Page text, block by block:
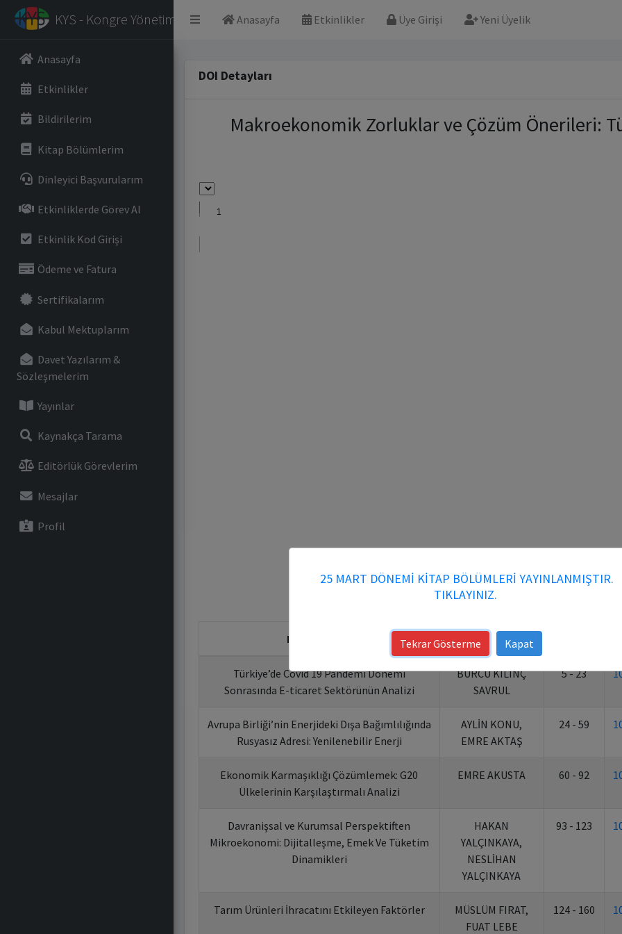
Anasayfa Etkinlikler Üye Girişi Yeni Üyelik
KYS - Kongre Yönetim Sistemi
Anasayfa
Etkinlikler
Bildirilerim
Kitap Bölümlerim
Dinleyici Başvurularım
Etkinliklerde Görev Al
Etkinlik Kod Girişi
Ödeme ve Fatura
Sertifikalarım
Kabul Mektuplarım
Davet Yazılarım &
Sözleşmelerim
Yayınlar
Kaynakça Tarama
Editörlük Görevlerim
Mesajlar
Profil
DOI Detayları
Makroekonomik Zorluklar ve Çözüm Önerileri:
Kitap DOI Numarası: 10.70269/
Bildiri Başlığı Yazarlar
Türkiye’de Covid 19 Pandemi Dönemi
Sonrasında E-ticaret Sektörünün Analizi
BURCU KILINÇ
SAVRUL
5 - 23
Avrupa Birliği’nin Enerjideki Dışa Bağımlılığında
Rusyasız Adresi: Yenilenebilir Enerji
AYLİN KONU,
EMRE AKTAŞ
24 - 59
Ekonomik Karmaşıklığı Çözümlemek: G20
Ülkelerinin Karşılaştırmalı Analizi
EMRE AKUSTA 60 - 92
Davranişsal ve Kurumsal Perspektiften
Mikroekonomi: Dijitalleşme, Emek Ve Tüketim
Dinamikleri
HAKAN
YALÇINKAYA,
NESLİHAN
YALÇINKAYA
93 - 123
Tarım Ürünleri İhracatını Etkileyen Faktörler
MÜSLÜM FIRAT,
FUAT LEBE
124 - 160
25 MART DÖNEMİ KİTAP BÖLÜMLERİ YAYINLANMIŞTIR.
TIKLAYINIZ.
Tekrar Gösterme Kapat